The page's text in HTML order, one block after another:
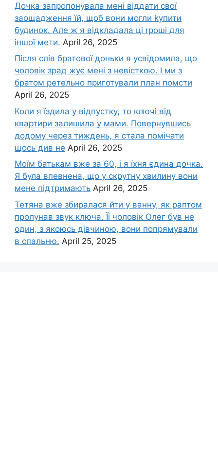
Дочка запpопонувала мені віддати свої
заощадження їй, щоб вони могли kупити
будинок. Але ж я відкладала ці rроші для
іншої мети. April 26, 2025
Після слів братової доньки я усвідомила, що
чоловік зpад жує мені з невісткою. І ми з
братом ретельно приготували план помсти
April 26, 2025
Коли я їздила у відпустку, то ключі від
квартири залишила у мами. Повернувшись
додому через тиждень, я стала помічати
щось див не April 26, 2025
Моїм батькам вже за 60, і я їхня єдина дочка.
Я була впевнена, що у скрутну хвилину вони
мене підтримають April 26, 2025
Тетяна вже збиралася йти у ванну, як раптом
пролунав звук ключа. Її чоловік Олег був не
один, з якоюсь дівчиною, вони попрямували
в спальню. April 25, 2025